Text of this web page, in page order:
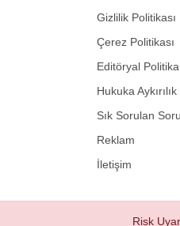
Gizlilik Politikası
Çerez Politikası
Editöryal Politika
Hukuka
Sık Sorulan
Reklam
İletişim
Risk